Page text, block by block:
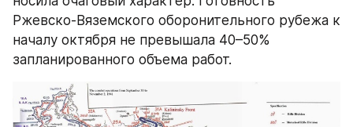
Ржевско-Вяземского оборонительного рубежа к
началу октября не превышала 40–50%
запланированного объема работ.